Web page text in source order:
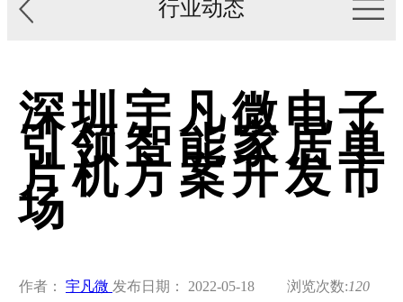
行业动态
深圳宇凡微电子
引领智能家居单
片机方案开发市
场
作者： 宇凡微 发布日期： 2022-05-18 浏览次数:120